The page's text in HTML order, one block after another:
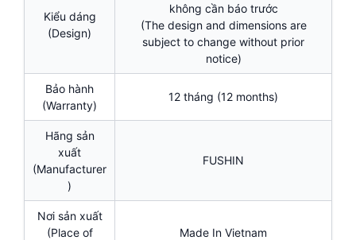
Kiểu dáng
(Design)
không cần báo trước
(The design and dimensions are
subject to change without prior
notice)
Bảo hành
(Warranty)
12 tháng (12 months)
Hãng sản
xuất
(Manufacturer
)
FUSHIN
Nơi sản xuất
(Place of
Made In Vietnam